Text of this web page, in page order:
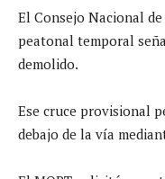
El Consejo Nacional
peatonal temporal
demolido.
Ese cruce provisional
debajo de la vía